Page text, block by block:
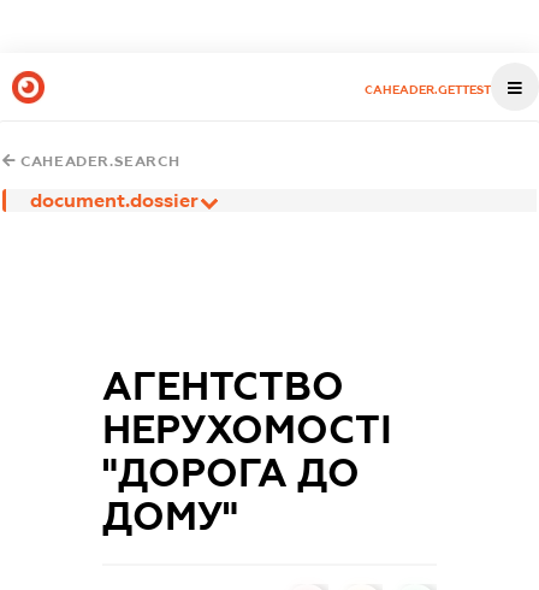
CAHEADER.GETTEST
CAHEADER.SEARCH
document.dossier
АГЕНТСТВО
НЕРУХОМОСТІ
"ДОРОГА ДО
ДОМУ"